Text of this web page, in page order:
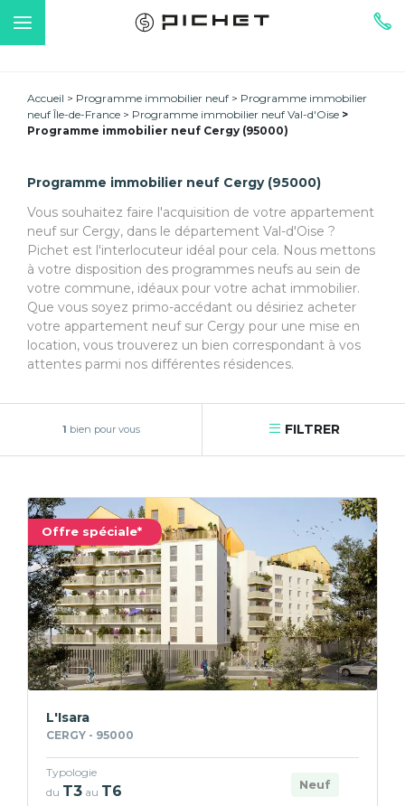
Accueil Programme immobilier neuf
Programme immobilier
neuf Île-de-France
Programme immobilier neuf Val-d'Oise
Programme immobilier neuf Cergy (95000)
Programme immobilier neuf Cergy (95000)
Vous souhaitez faire l'acquisition de votre appartement
neuf sur Cergy, dans le département Val-d'Oise ?
Pichet est l'interlocuteur idéal pour cela. Nous mettons
à votre disposition des programmes neufs au sein de
votre commune, idéaux pour votre achat immobilier.
Que vous soyez primo-accédant ou désiriez acheter
votre appartement neuf sur Cergy pour une mise en
location, vous trouverez un bien correspondant à vos
attentes parmi nos différentes résidences.
1 bien pour vous FILTRER
Offre spéciale*
L'Isara
CERGY - 95000
Neuf
Typologie
du T3 au T6